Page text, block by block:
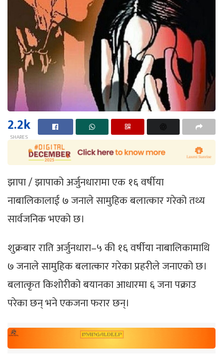
2.2k
SHARES
झापा / झापाको अर्जुनधारामा एक १६ वर्षीया
नाबालिकालाई ७ जनाले सामुहिक बलात्कार गरेको तथ्य
सार्वजनिक भएको छ।
शुक्रबार राति अर्जुनधारा–५ की १६ वर्षीया नाबालिकामाथि
७ जनाले सामुहिक बलात्कार गरेका प्रहरीले जनाएको छ।
बलात्कृत किशोरीको बयानका आधारमा ६ जना पक्राउ
परेका छन् भने एकजना फरार छन्।